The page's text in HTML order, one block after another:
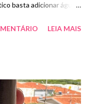
basta adicionar água
LEIA MAIS